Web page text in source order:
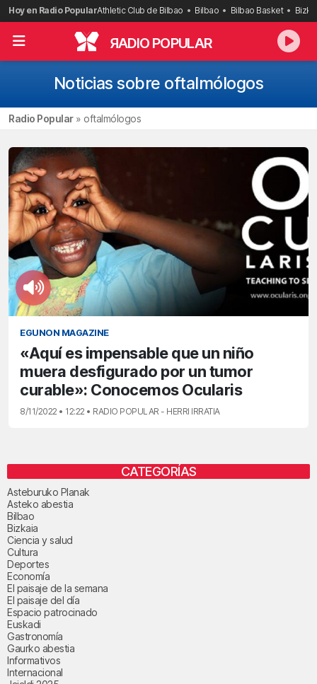
Saltar
al
contenido
Hoy en Radio PopularAthletic Club de Bilbao Bilbao Bilbao Basket
RADIO POPULAR
Noticias sobre oftalmólogos
Radio Popular» oftalmólogos
EGUNON MAGAZINE
«Aquí es impensable que un niño
muera desfigurado por un tumor
curable»: Conocemos Ocularis
8/11/2022 • 12:22 • RADIO POPULAR - HERRI IRRATIA
CATEGORÍAS
Asteburuko Planak
Asteko abestia
Bilbao
Bizkaia
Ciencia y salud
Cultura
Deportes
Economía
El paisaje de la semana
El paisaje del día
Espacio patrocinado
Euskadi
Gastronomía
Gaurko abestia
Informativos
Internacional